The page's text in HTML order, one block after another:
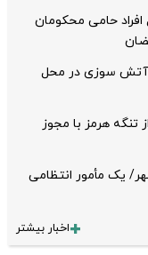
افراد حامی محکومان
آتش سوزی در محل
هرمز با مجوز
یک مأمور انتظامی
اخبار بیشتر